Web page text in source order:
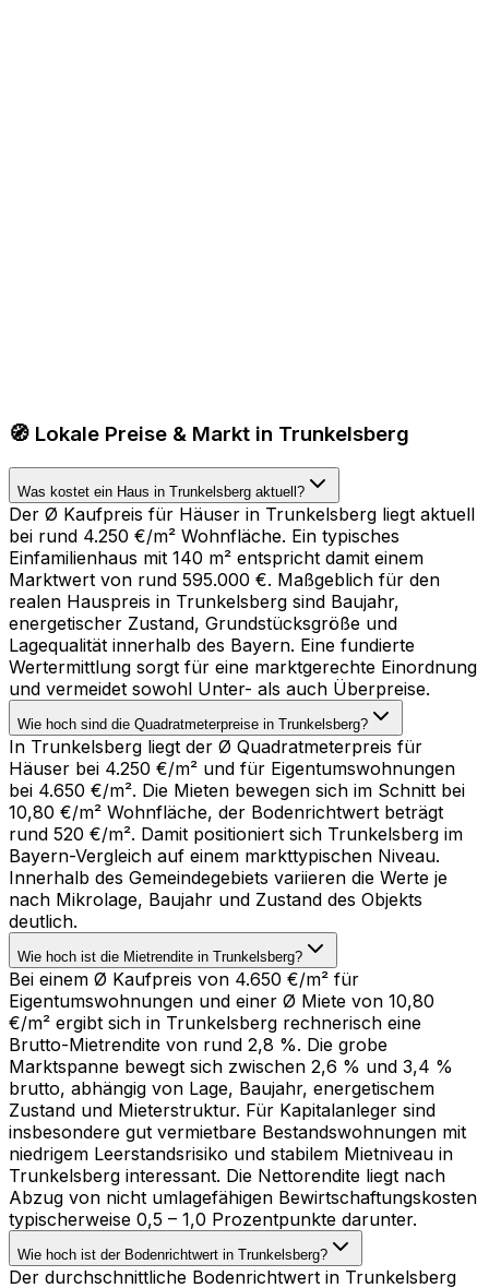
🧭 Lokale Preise & Markt in Trunkelsberg
Was kostet ein Haus in Trunkelsberg aktuell?
Der Ø Kaufpreis für Häuser in Trunkelsberg liegt aktuell
bei rund 4.250 €/m² Wohnfläche. Ein typisches
Einfamilienhaus mit 140 m² entspricht damit einem
Marktwert von rund 595.000 €. Maßgeblich für den
realen Hauspreis in Trunkelsberg sind Baujahr,
energetischer Zustand, Grundstücksgröße und
Lagequalität innerhalb des Bayern. Eine fundierte
Wertermittlung sorgt für eine marktgerechte Einordnung
und vermeidet sowohl Unter- als auch Überpreise.
Wie hoch sind die Quadratmeterpreise in Trunkelsberg?
In Trunkelsberg liegt der Ø Quadratmeterpreis für
Häuser bei 4.250 €/m² und für Eigentumswohnungen
bei 4.650 €/m². Die Mieten bewegen sich im Schnitt bei
10,80 €/m² Wohnfläche, der Bodenrichtwert beträgt
rund 520 €/m². Damit positioniert sich Trunkelsberg im
Bayern-Vergleich auf einem markttypischen Niveau.
Innerhalb des Gemeindegebiets variieren die Werte je
nach Mikrolage, Baujahr und Zustand des Objekts
deutlich.
Wie hoch ist die Mietrendite in Trunkelsberg?
Bei einem Ø Kaufpreis von 4.650 €/m² für
Eigentumswohnungen und einer Ø Miete von 10,80
€/m² ergibt sich in Trunkelsberg rechnerisch eine
Brutto-Mietrendite von rund 2,8 %. Die grobe
Marktspanne bewegt sich zwischen 2,6 % und 3,4 %
brutto, abhängig von Lage, Baujahr, energetischem
Zustand und Mieterstruktur. Für Kapitalanleger sind
insbesondere gut vermietbare Bestandswohnungen mit
niedrigem Leerstandsrisiko und stabilem Mietniveau in
Trunkelsberg interessant. Die Nettorendite liegt nach
Abzug von nicht umlagefähigen Bewirtschaftungskosten
typischerweise 0,5 – 1,0 Prozentpunkte darunter.
Wie hoch ist der Bodenrichtwert in Trunkelsberg?
Der durchschnittliche Bodenrichtwert in Trunkelsberg